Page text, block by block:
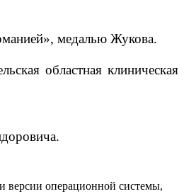
медалью Жукова.
областная клиническая
версии операционной системы,